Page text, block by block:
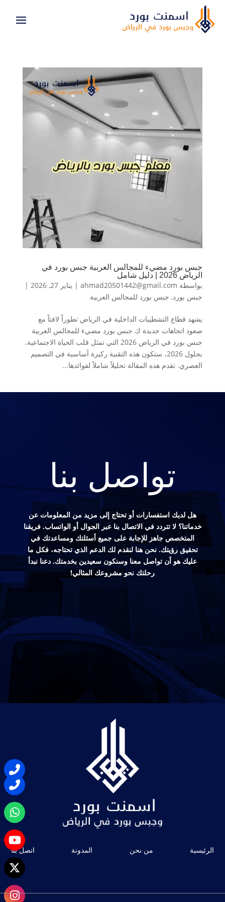
جبس بورد مضيء للمجالس العربية جبس بورد في
الرياض 2026 | دليل شامل
بواسطة ahmad20501442@gmail.com
| يناير 27, 2026
|
جبس بورد, جبس بورد للمجالس العربية
يشهد قطاع التشطيبات الداخلية في الرياض تطوراً لافتاً مع
صعود اتجاهات جديدة ك جبس بورد مضيء للمجالس العربية
جبس بورد في الرياض 2026 التي تمثل قلب الحياة الاجتماعية.
بحلول 2026، ستكون هذه التقنية ركيزة أساسية في التصميم
العصري. تقدم هذه المقالة تحليلاً شاملاً لفوائدها...
تواصل بنا
هل لديك استفسارات أو تحتاج إلى مزيد من المعلومات عن
خدماتنا؟ لا تتردد في الاتصال بنا عبر الجوال أو الواتساب. فريقنا
المتخصص جاهز للإجابة على جميع أسئلتك ومساعدتك في
تحقيق رؤيتك. نحن هنا لنقدم لك الدعم الذي تحتاجه، فكل ما
عليك هو أن تواصل معنا وسنكون سعيدين بخدمتك. دعنا نبدأ
رحلتك نحو مشروعك المثالي!
الرئيسية من نحن المدونة اتصل بنا